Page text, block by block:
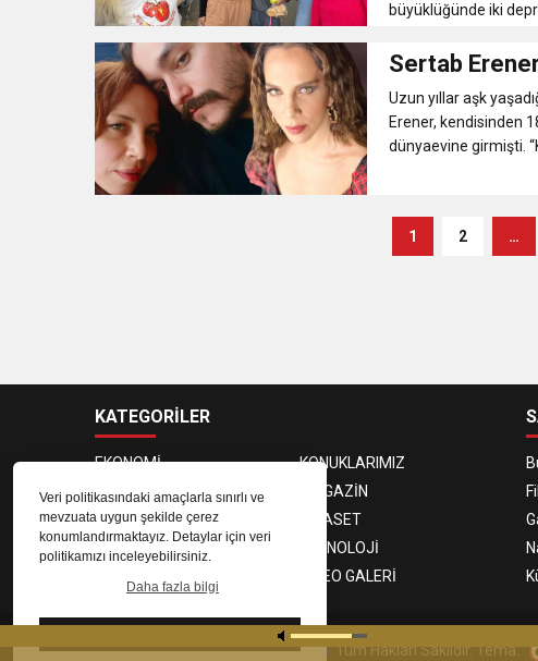
Veri politikasındaki amaçlarla sınırlı ve
mevzuata uygun şekilde çerez
konumlandırmaktayız. Detaylar için veri
politikamızı inceleyebilirsiniz.
Daha fazla bilgi
büyüklüğünde iki
Sertab
Uzun yıllar aşk
Erener, kendisinden
dünyaevine girmişti.
1 2 …
KATEGORİLER
EKONOMİ
KONUKLARIMIZ
PROGRAMCILAR
MAGAZİN
SAĞLIK
SİYASET
SPOR
TEKNOLOJİ
VIDEO GALERİ
© 2023Gaziantep Radyo Zeugma. Tüm Hakları Saklıdır. Tema: